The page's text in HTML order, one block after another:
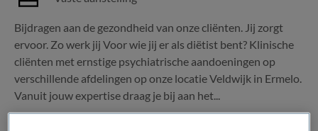
Bijdragen aan de gezondheid van onze cliënten. Jij zorgt
ervoor. Zo werk jij Voor wie jij er als diëtist bent? Klinische
cliënten met ernstige psychiatrische aandoeningen op
verschillende afdelingen op onze locatie Veldwijk in Ermelo.
Vanuit jouw expertise draag je bij aan het...